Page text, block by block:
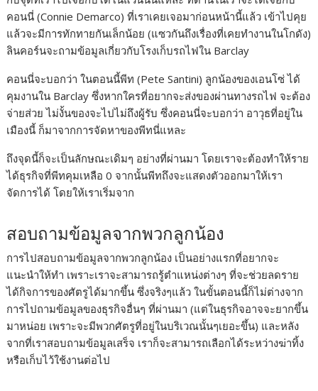
o
k
e
r
n
k
คอนนี่ (Connie Demarco) ที่เราเคยเจอมาก่อนหน้านี้แล้ว เข้าไปคุย
แล้วจะมีการทักทายกันเล็กน้อย (แซวกันถึงเรื่องที่เคยทำงานในโกดัง)
ลินคอร์นจะถามข้อมูลเกี่ยวกับโรงเก็บรถไฟใน Barclay
คอนนี่จะบอกว่า ในตอนนี้พีท (Pete Santini) ลูกน้องของเอนโซ่ ได้
คุมงานใน Barclay ซึ่งหากใครที่อยากจะส่งของผ่านทางรถไฟ จะต้อง
จ่ายส่วย ไม่งั้นของจะไปไม่ถึงผู้รับ ซึ่งคอนนี่จะบอกว่า อาวุธที่อยู่ใน
เมืองนี้ ก็มาจากการจัดหาของพีทนี่แหละ
ถึงจุดนี้ก็จะเป็นลักษณะเดิมๆ อย่างที่ผ่านมา โดยเราจะต้องทำให้ราย
ได้ธุรกิจที่พีทคุมเหลือ 0 จากนั้นพีทถึงจะแสดงตัวออกมาให้เรา
จัดการได้ โดยให้เราเริ่มจาก
สอบถามข้อมูลจากพวกลูกน้อง
การไปสอบถามข้อมูลจากพวกลูกน้อง เป็นอย่างแรกที่อยากจะ
แนะนำให้ทำ เพราะเราจะสามารถรู้ตำแหน่งต่างๆ ที่จะช่วยลดราย
ได้กิจการของศัตรูได้มากขึ้น ซึ่งจริงๆแล้ว ในขั้นตอนนี้ก็ไม่ต่างจาก
การไปถามข้อมูลของธุรกิจอื่นๆ ที่ผ่านมา (แต่ในธุรกิจอาจจะยากขึ้น
มาหน่อย เพราะจะมีพวกศัตรูที่อยู่ในบริเวณนั้นๆเยอะขึ้น) และหลัง
จากที่เราสอบถามข้อมูลเสร็จ เราก็จะสามารถเลือกได้ระหว่างฆ่าทิ้ง
หรือเก็บไว้ใช้งานต่อไป